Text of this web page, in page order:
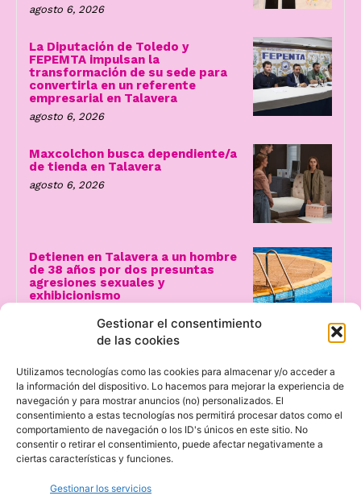
Gestionar el consentimiento
de las cookies
Utilizamos tecnologías como las cookies para almacenar y/o acceder a
la información del dispositivo. Lo hacemos para mejorar la experiencia de
navegación y para mostrar anuncios (no) personalizados. El
consentimiento a estas tecnologías nos permitirá procesar datos como el
comportamiento de navegación o los ID's únicos en este sitio. No
consentir o retirar el consentimiento, puede afectar negativamente a
ciertas características y funciones.
Gestionar los servicios
agosto 6, 2026
La Diputación de Toledo y
FEPEMTA impulsan la
transformación de su sede para
convertirla en un referente
empresarial en Talavera
agosto 6, 2026
Maxcolchon busca dependiente/a
de tienda en Talavera
agosto 6, 2026
Detienen en Talavera a un hombre
de 38 años por dos presuntas
agresiones sexuales y
exhibicionismo